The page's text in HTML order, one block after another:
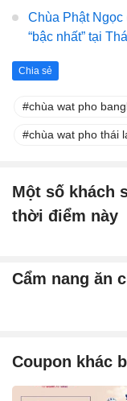
Chùa Phật Ngọc
“bậc nhất” tại
Chia sẻ
chùa wat pho
chùa wat pho thái
Một số khách
thời điểm này
Cẩm nang ăn
Coupon khác